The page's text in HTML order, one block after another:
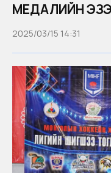
МЕДАЛИЙН
2025/03/15 14:31